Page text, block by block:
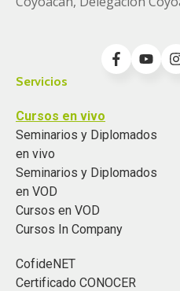
Servicios
Cursos en vivo
Seminarios y Diplomados
en vivo
Seminarios y Diplomados
en VOD
Cursos en VOD
Cursos In Company
CofideNET
Certificado CONOCER